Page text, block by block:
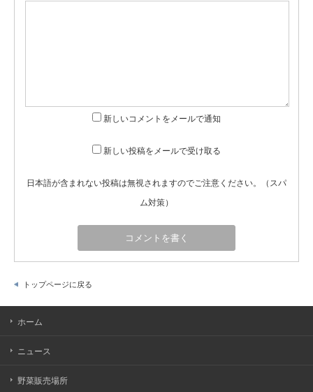
新しいコメントをメールで通知
新しい投稿をメールで受け取る
日本語が含まれない投稿は無視されますのでご注意ください。（スパ
ム対策）
トップページに戻る
ホーム
ニュース
野菜販売場所